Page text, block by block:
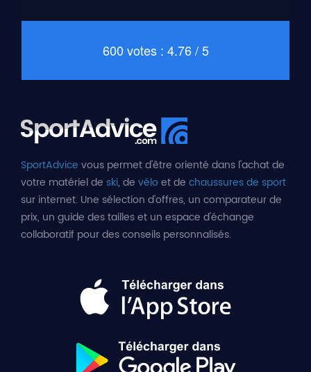
600 votes : 4.76 / 5
SportAdvice vous permet d'être orienté dans l'achat de
votre matériel de ski, de véloet de chaussures de sport
sur internet. Une sélection d'offres, un comparateur de
prix, un guide des tailles et un espace d'échange
collaboratif pour des conseils personnalisés.